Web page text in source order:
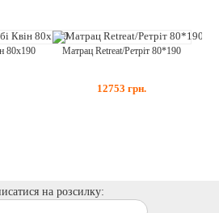
80х190 Матрац Retreat/Ретріт 80*190
12753 грн.
на розсилку: